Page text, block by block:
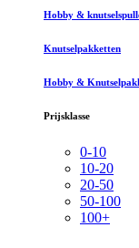
Hobby &
Knutselpakketten
Hobby &
Prijsklasse
0-10
10-20
20-50
50-100
100+